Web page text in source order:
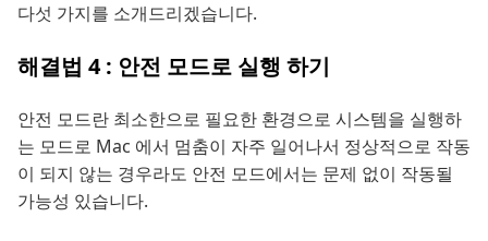
다섯 가지를 소개드리겠습니다.
해결법 4 : 안전 모드로 실행 하기
안전 모드란 최소한으로 필요한 환경으로 시스템을 실행하
는 모드로 Mac 에서 멈춤이 자주 일어나서 정상적으로 작동
이 되지 않는 경우라도 안전 모드에서는 문제 없이 작동될
가능성 있습니다.